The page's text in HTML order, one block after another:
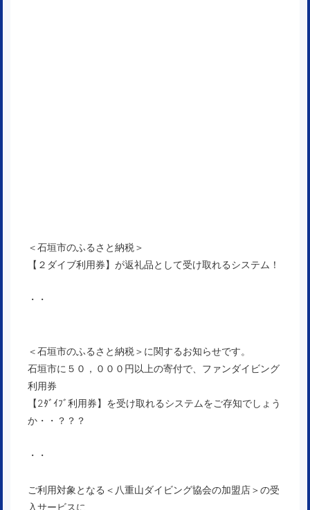
＜石垣市のふるさと納税＞
【２ダイブ利用券】が返礼品として受け取れるシステム！
・・
＜石垣市のふるさと納税＞に関するお知らせです。
石垣市に５０，０００円以上の寄付で、ファンダイビング
利用券
【2ﾀﾞｲﾌﾞ利用券】を受け取れるシステムをご存知でしょう
か・・？？？
・・
ご利用対象となる＜八重山ダイビング協会の加盟店＞の受
入サービスに